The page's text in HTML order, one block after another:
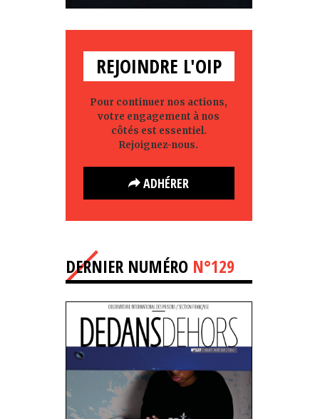
REJOINDRE L'OIP
Pour continuer nos actions,
votre engagement à nos
côtés est essentiel.
Rejoignez-nous.
ADHÉRER
DERNIER NUMÉRO N°129